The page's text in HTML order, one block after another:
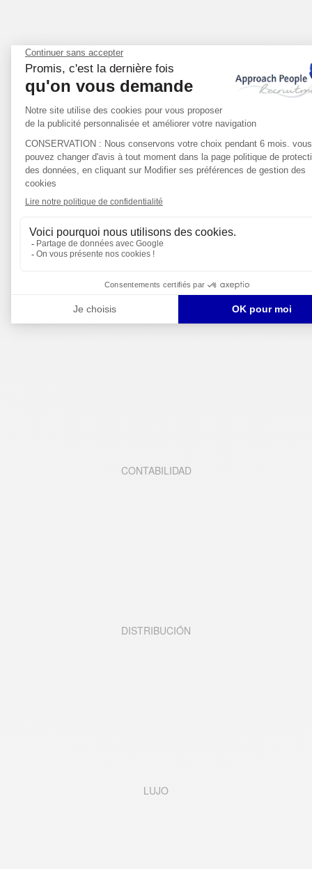
CIENCIAS DE LA VIDA
CONTABILIDAD
DISTRIBUCIÓN
LUJO